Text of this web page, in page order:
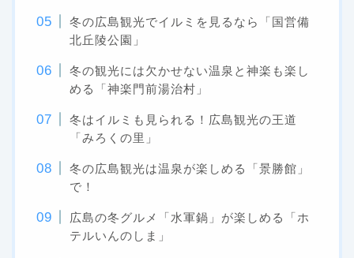
冬の広島観光でイルミを見るなら「国営備
北丘陵公園」
冬の観光には欠かせない温泉と神楽も楽し
める「神楽門前湯治村」
冬はイルミも見られる！広島観光の王道
「みろくの里」
冬の広島観光は温泉が楽しめる「景勝館」
で！
広島の冬グルメ「水軍鍋」が楽しめる「ホ
テルいんのしま」